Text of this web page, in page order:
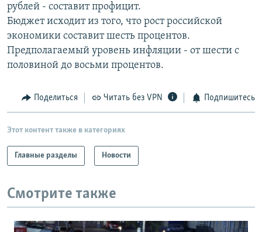
РАСПИСАНИЕ ВЕЩАНИЯ
ПОДПИШИТЕСЬ НА РАССЫЛКУ
СОЦИАЛЬНЫЕ СЕТИ
Все сайты РСЕ/РС
рублей - составит профицит.
Бюджет исходит из того, что рост российской
экономики составит шесть процентов.
Предполагаемый уровень инфляции - от шести с
половиной до восьми процентов.
Поделиться Читать без VPN Подпишитесь
Этот контент также в категориях
Главные разделы Новости
Смотрите также